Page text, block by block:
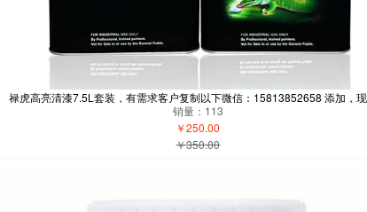
销量：113
￥250.00
￥350.00